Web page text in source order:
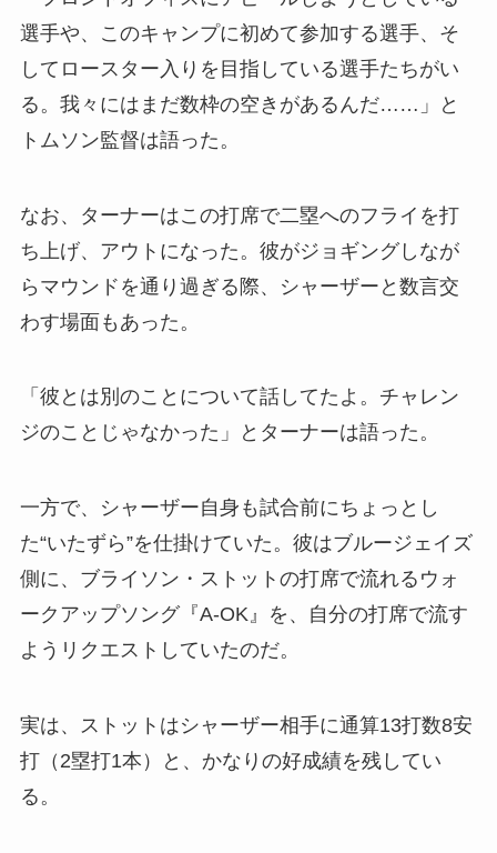
選手や、このキャンプに初めて参加する選手、そ
してロースター入りを目指している選手たちがい
る。我々にはまだ数枠の空きがあるんだ……」と
トムソン監督は語った。
なお、ターナーはこの打席で二塁へのフライを打
ち上げ、アウトになった。彼がジョギングしなが
らマウンドを通り過ぎる際、シャーザーと数言交
わす場面もあった。
「彼とは別のことについて話してたよ。チャレン
ジのことじゃなかった」とターナーは語った。
一方で、シャーザー自身も試合前にちょっとし
た“いたずら”を仕掛けていた。彼はブルージェイズ
側に、ブライソン・ストットの打席で流れるウォ
ークアップソング『A-OK』を、自分の打席で流す
ようリクエストしていたのだ。
実は、ストットはシャーザー相手に通算13打数8安
打（2塁打1本）と、かなりの好成績を残してい
る。